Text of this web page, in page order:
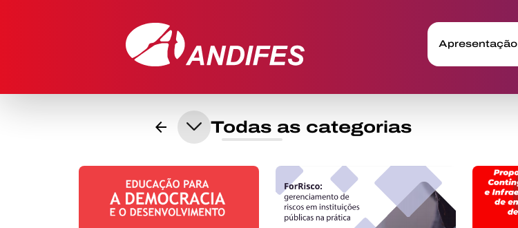
Apresentação
arrow_back